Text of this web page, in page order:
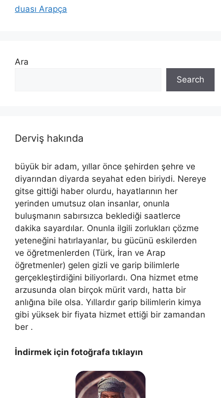
duası Arapça
Ara
Search
Derviş hakında
büyük bir adam, yıllar önce şehirden şehre ve
diyarından diyarda seyahat eden biriydi. Nereye
gitse gittiği haber olurdu, hayatlarının her
yerinden umutsuz olan insanlar, onunla
buluşmanın sabırsızca beklediği saatlerce
dakika sayardılar. Onunla ilgili zorlukları çözme
yeteneğini hatırlayanlar, bu gücünü eskilerden
ve öğretmenlerden (Türk, İran ve Arap
öğretmenler) gelen gizli ve garip bilimlerle
gerçekleştirdiğini biliyorlardı. Ona hizmet etme
arzusunda olan birçok mürit vardı, hatta bir
anlığına bile olsa. Yıllardır garip bilimlerin kimya
gibi yüksek bir fiyata hizmet ettiği bir zamandan
ber .
İndirmek için fotoğrafa tıklayın